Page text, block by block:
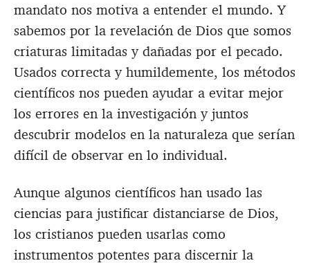
mandato nos motiva a entender el mundo. Y
sabemos por la revelación de Dios que somos
criaturas limitadas y dañadas por el pecado.
Usados correcta y humildemente, los métodos
científicos nos pueden ayudar a evitar mejor
los errores en la investigación y juntos
descubrir modelos en la naturaleza que serían
difícil de observar en lo individual.
Aunque algunos científicos han usado las
ciencias para justificar distanciarse de Dios,
los cristianos pueden usarlas como
instrumentos potentes para discernir la